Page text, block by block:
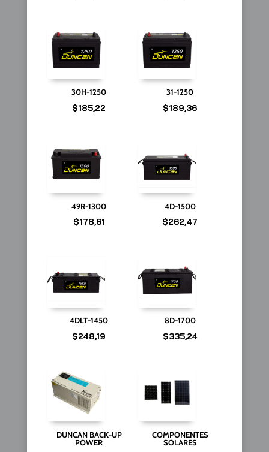
30H-1250
$185,22
31-1250
$189,36
49R-1300
$178,61
4D-1500
$262,47
4DLT-1450
$248,19
8D-1700
$335,24
DUNCAN BACK-UP
POWER
COMPONENTES
SOLARES